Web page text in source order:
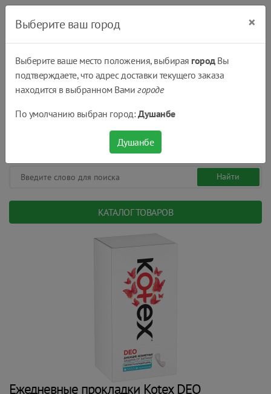
КАТАЛОГ ТОВАРОВ
Ежедневные прокладки Kotex DEO
Выберите ваш город ×
Выберите ваше место положения, выбирая городВы
подтверждаете, что адрес доставки текущего заказа
находится в выбранном Вамигороде
По умолчанию выбран город:Душанбе
Душанбе